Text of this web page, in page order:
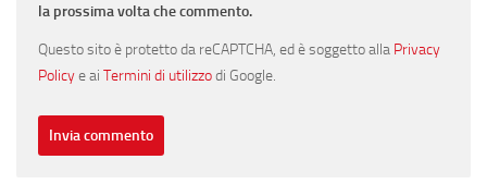
la prossima volta che commento.
Questo sito è protetto da reCAPTCHA, ed è soggetto alla Privacy
Policye ai Termini di utilizzodi Google.